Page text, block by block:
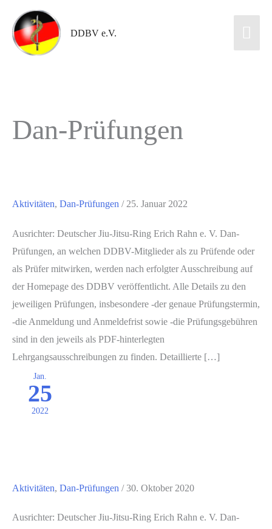
DDBV e.V.
Dan-Prüfungen
Aktivitäten, Dan-Prüfungen / 25. Januar 2022
Ausrichter: Deutscher Jiu-Jitsu-Ring Erich Rahn e. V. Dan-
Prüfungen, an welchen DDBV-Mitglieder als zu Prüfende oder
als Prüfer mitwirken, werden nach erfolgter Ausschreibung auf
der Homepage des DDBV veröffentlicht. Alle Details zu den
jeweiligen Prüfungen, insbesondere -der genaue Prüfungstermin,
-die Anmeldung und Anmeldefrist sowie -die Prüfungsgebühren
sind in den jeweils als PDF-hinterlegten
Lehrgangsausschreibungen zu finden. Detaillierte […]
Jan.
25
2022
Aktivitäten, Dan-Prüfungen /30. Oktober 2020
Ausrichter: Deutscher Jiu-Jitsu-Ring Erich Rahn e. V. Dan-